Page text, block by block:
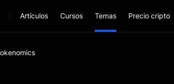
Artículos Cursos Temas Precio cripto